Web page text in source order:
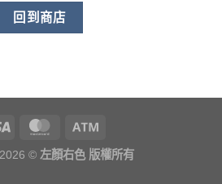
回到商店
© 左顏右色 版權所有